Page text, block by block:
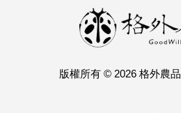
版權所有 © 2026 格外農